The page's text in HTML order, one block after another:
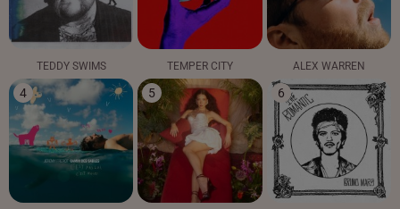
TEDDY SWIMS TEMPER CITY ALEX WARREN
4 5 6